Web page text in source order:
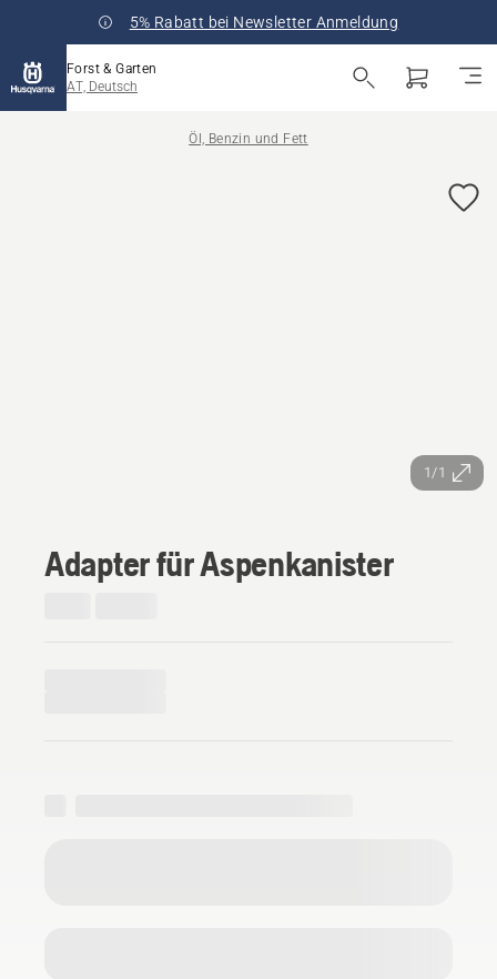
5% Rabatt bei Newsletter Anmeldung
Forst & Garten
AT, Deutsch
Öl, Benzin und Fett
1/1
Adapter für Aspenkanister